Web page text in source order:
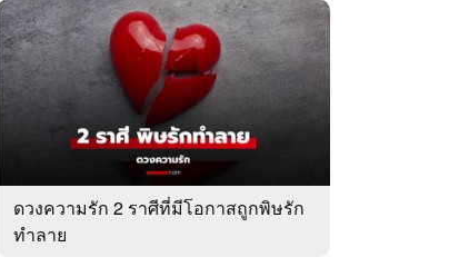
ดวงความรัก 2 ราศีที่มีโอกาสถูกพิษรัก
ทำลาย